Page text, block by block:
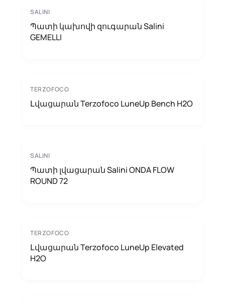
SALINI
Պատի կախովի զուգարան Salini
GEMELLI
TERZOFOCO
Լվացարան Terzofoco LuneUp Bench H2O
SALINI
Պատի լվացարան Salini ONDA FLOW
ROUND 72
TERZOFOCO
Լվացարան Terzofoco LuneUp Elevated
H2O